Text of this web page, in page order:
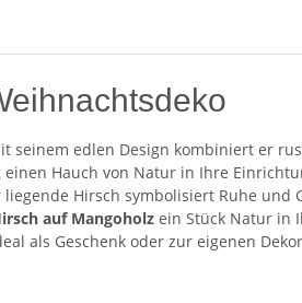
edlen Design kombiniert er
Hauch von Natur in Ihre
Hirsch symbolisiert Ruhe und
auf Mangoholz ein Stück Natur in
als Geschenk oder zur eigenen